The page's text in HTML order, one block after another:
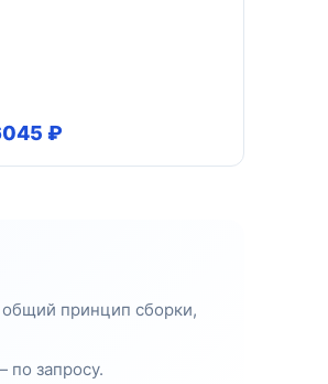
₽
принцип сборки,
запросу.